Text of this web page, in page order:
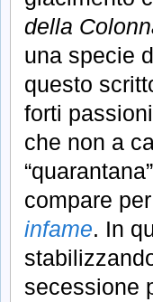
della
una specie
questo
forti
che non a
compare
infame. In
secessione